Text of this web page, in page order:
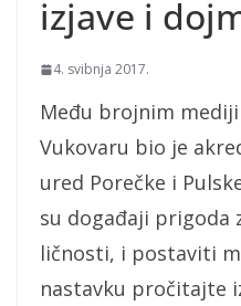
izjave i
4. svibnja 2017.
Među brojnim
Vukovaru bio je
ured Porečke i
su događaji prigoda
ličnosti, i postaviti
nastavku pročitajte